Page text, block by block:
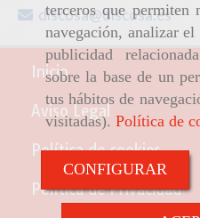
terceros que permiten
navegación, analizar
publicidad
sobre la base de un
tus hábitos de
visitadas). Política de
CONFIGURAR
discosa
discosa.es
Inicio
Aviso Legal
Política de cookies
Política de Privacidad